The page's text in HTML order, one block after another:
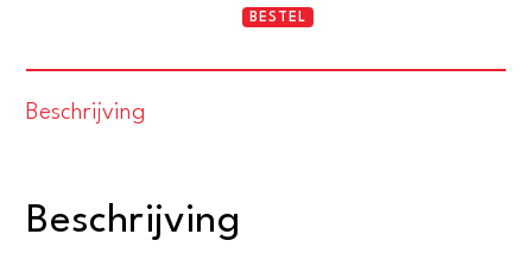
Everything
BESTEL
Beschrijving
Beschrijving